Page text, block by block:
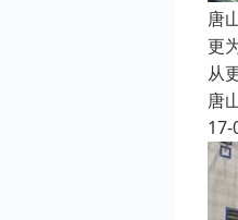
唐
更
从
唐
17-